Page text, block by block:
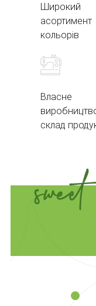
Широкий
асортимент
кольорів
Власне
склад